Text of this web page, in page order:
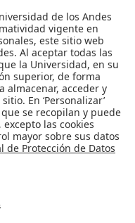
1297 del 30 de mayo de